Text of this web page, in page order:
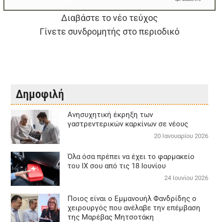
Διαβάστε το νέο τεύχος
Γίνετε συνδρομητής στο περιοδικό
Δημοφιλή
Aνησυχητική έκρηξη των
γαστρεντερικών καρκίνων σε νέους
20 Ιανουαρίου 2026
Όλα όσα πρέπει να έχει το φαρμακείο
του ΙΧ σου από τις 18 Ιουνίου
24 Ιουνίου 2026
Ποιος είναι ο Εμμανουήλ Φανδρίδης ο
χειρουργός που ανέλαβε την επέμβαση
της Μαρέβας Μητσοτάκη